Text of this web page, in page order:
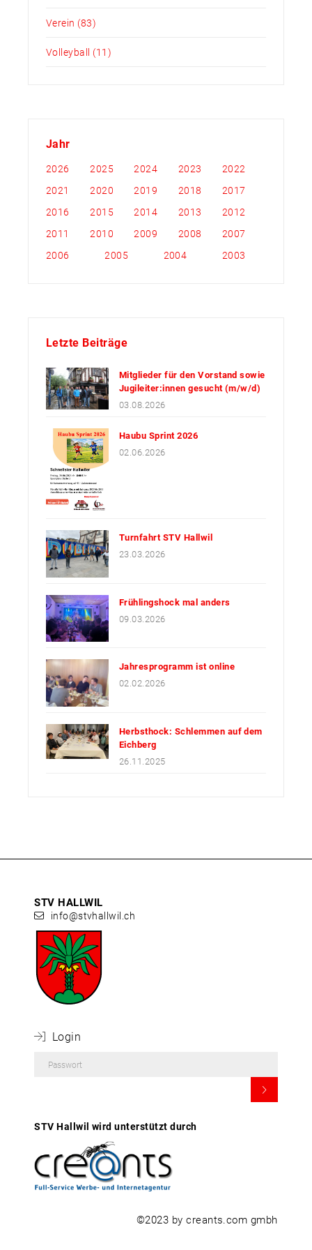
Jaqueline Nachfolge ab, doch weitere
Leiterinnen und Leiter sind jederzeit
willkommen. Die Generalversammlung hat
ausserdem Markus Urech für seine
langjährigen und wertvollen Verdienste zum
Verein (83)
Volleyball (11)
Jahr
2026 2025 2024 2023
2022
2021
2020 2019 2018
2017
2016
2015 2014 2013
2012
2011
2010 2009 2008
2007
2006
2005 2004 2003
Letzte Beiträge
Mitglieder für den Vorstand sowie
Jugileiter:innen gesucht (m/w/d)
03.08.2026
Haubu Sprint 2026
02.06.2026
Turnfahrt STV Hallwil
23.03.2026
Frühlingshock mal anders
09.03.2026
Jahresprogramm ist online
02.02.2026
Herbsthock: Schlemmen auf dem
Eichberg
26.11.2025
STV HALLWIL
info@stvhallwil.ch
 Login
STV Hallwil wird unterstützt durch
©2023 by creants.com gmbh